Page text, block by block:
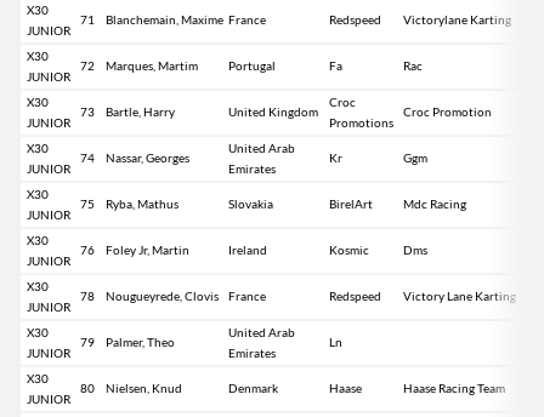
X30
JUNIOR
71 Blanchemain, Maxime France Redspeed Victorylane Karting
X30
JUNIOR
72 Marques, Martim Portugal Fa Rac
X30
JUNIOR
73 Bartle, Harry United Kingdom
Croc
Promotions
Croc Promotion
X30
JUNIOR
74 Nassar, Georges
United Arab
Emirates
Kr Ggm
X30
JUNIOR
75 Ryba, Mathus Slovakia BirelArt Mdc Racing
X30
JUNIOR
76 Foley Jr, Martin Ireland Kosmic Dms
X30
JUNIOR
78 Nougueyrede, Clovis France Redspeed Victory Lane Karting
X30
JUNIOR
79 Palmer, Theo
United Arab
Emirates
Ln
X30
JUNIOR
80 Nielsen, Knud Denmark Haase Haase Racing Team